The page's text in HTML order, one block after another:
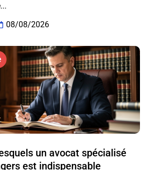
08/08/2026
un avocat spécialisé
est indispensable